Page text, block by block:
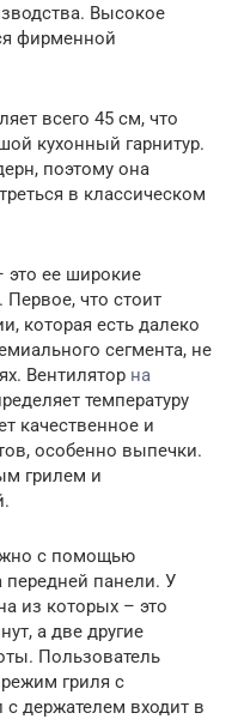
Высокое
фирменной
всего 45 см, что
кухонный гарнитур.
поэтому она
в классическом
это ее широкие
что стоит
которая есть далеко
сегмента, не
Вентилятор на
температуру
качественное и
особенно выпечки.
грилем и
с помощью
передней панели. У
из которых – это
а две другие
Пользователь
гриля с
держателем входит в